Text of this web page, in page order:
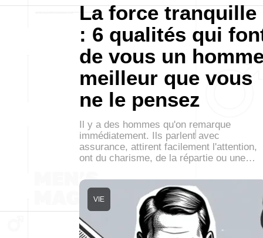
La force tranquille
: 6 qualités qui
de vous un
meilleur que vous
ne le pensez
Il y a des hommes qu'on remarque
immédiatement. Ils parlent avec
assurance, attirent facilement l'attention,
ont du charisme, de la répartie ou une…
VIE